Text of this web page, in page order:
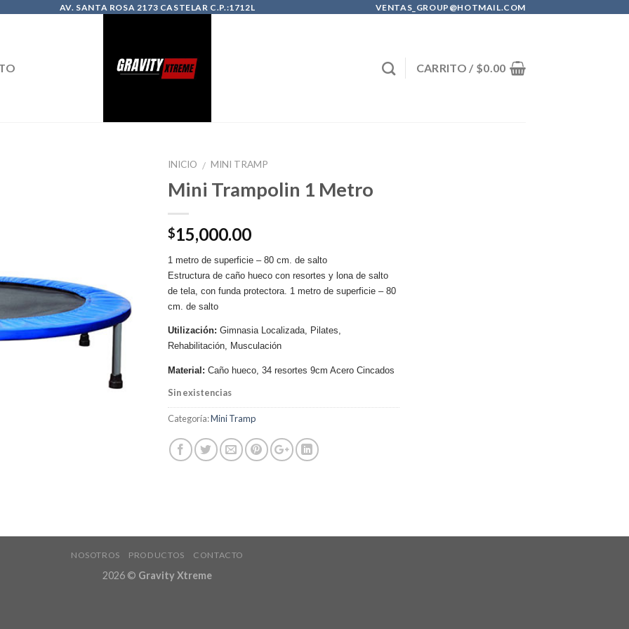
AV. SANTA ROSA 2173 CASTELAR C.P.:1712L VENTAS_GROUP@HOTMAIL.COM
CARRITO / $0.00
INICIO / MINI TRAMP
Mini Trampolin 1 Metro
$15,000.00
1 metro de superficie – 80 cm. de salto
Estructura de caño hueco con resortes y lona de salto
de tela, con funda protectora. 1 metro de superficie – 80
cm. de salto
Utilización: Gimnasia Localizada, Pilates,
Rehabilitación, Musculación
Material: Caño hueco, 34 resortes 9cm Acero Cincados
Sin existencias
Categoría:Mini Tramp
NOSOTROS PRODUCTOS CONTACTO
2026 © Gravity Xtreme